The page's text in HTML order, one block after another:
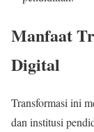
Manfaat
Digital
Transformasi ini
dan institusi